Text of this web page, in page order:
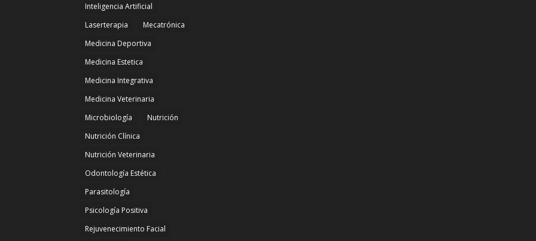
Inteligencia Artificial
Laserterapia
Mecatrónica
Medicina Deportiva
Medicina Estetica
Medicina Integrativa
Medicina Veterinaria
Microbiología
Nutrición
Nutrición Clínica
Nutrición Veterinaria
Odontología Estética
Parasitología
Psicología Positiva
Rejuvenecimiento Facial